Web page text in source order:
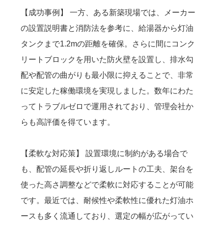
【成功事例】 一方、ある新築現場では、メーカー
の設置説明書と消防法を参考に、給湯器から灯油
タンクまで1.2mの距離を確保。さらに間にコンク
リートブロックを用いた防火壁を設置し、排水勾
配や配管の曲がりも最小限に抑えることで、非常
に安定した稼働環境を実現しました。数年にわた
ってトラブルゼロで運用されており、管理会社か
らも高評価を得ています。
【柔軟な対応策】 設置環境に制約がある場合で
も、配管の延長や折り返しルートの工夫、架台を
使った高さ調整などで柔軟に対応することが可能
です。最近では、耐候性や柔軟性に優れた灯油ホ
ースも多く流通しており、選定の幅が広がってい